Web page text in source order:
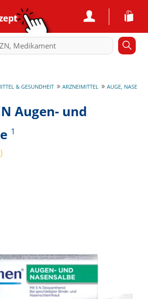
& GESUNDHEIT ARZNEIMITTEL
AUGE, NASE
Augen- und
1